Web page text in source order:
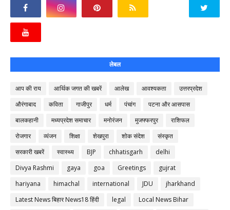
लेबल
आप की राय आर्थिक जगत की खबरें आलेख आवश्यकता
उत्तरप्रदेश
औरंगाबाद
कविता गाजीपुर धर्म पंचांग
पटना और आसपास
बालकहानी
मध्यप्रदेश समाचार मनोरंजन मुजफ्फरपुर
राशिफल
रोजगार
व्यंजन शिक्षा शेखपुरा शोक संदेश
संस्कृत
सरकारी खबरें
स्वास्थ्य BJP chhatisgarh
delhi
Divya Rashmi
gaya goa Greetings
gujrat
hariyana
himachal international JDU
jharkhand
Latest News बिहार News18 हिंदी
legal
Local News Bihar